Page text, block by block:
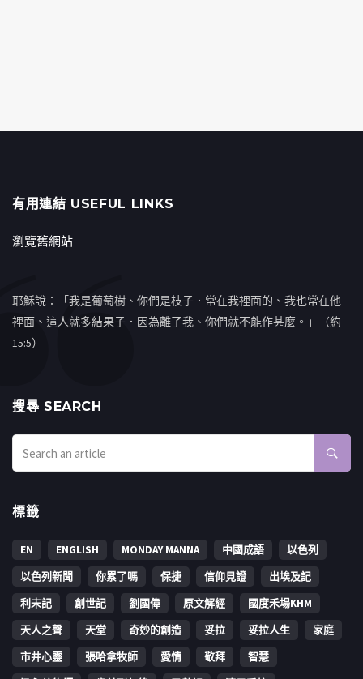
有用連結 USEFUL LINKS
瀏覽舊網站
耶穌說：「我是葡萄樹、你們是枝子．常在我裡面的、我也常在他
裡面、這人就多結果子．因為離了我、你們就不能作甚麼。」（約
15:5）
搜㝷 SEARCH
標籤
EN ENGLISH MONDAY MANNA 中國成語
以色列
以色列新聞
你累了嗎 保捷 信仰見證
出埃及記
利未記
創世記 劉國偉 原文解經
國度禾場KHM
天人之聲
天堂 奇妙的創造 妥拉 妥拉人生
家庭
市井心靈
張哈拿牧師 愛情 敬拜
智慧